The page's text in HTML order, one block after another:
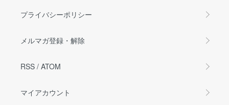
プライバシーポリシー
メルマガ登録・解除
RSS / ATOM
マイアカウント